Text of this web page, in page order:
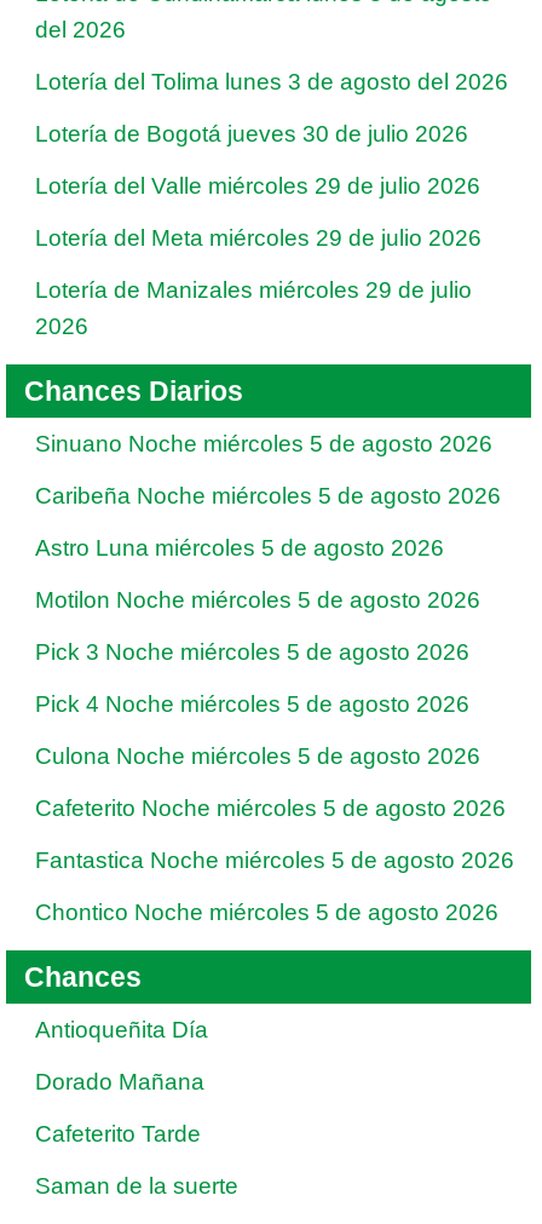
del 2026
Lotería del Tolima lunes 3 de agosto del 2026
Lotería de Bogotá jueves 30 de julio 2026
Lotería del Valle miércoles 29 de julio 2026
Lotería del Meta miércoles 29 de julio 2026
Lotería de Manizales miércoles 29 de julio
2026
Chances Diarios
Sinuano Noche miércoles 5 de agosto 2026
Caribeña Noche miércoles 5 de agosto 2026
Astro Luna miércoles 5 de agosto 2026
Motilon Noche miércoles 5 de agosto 2026
Pick 3 Noche miércoles 5 de agosto 2026
Pick 4 Noche miércoles 5 de agosto 2026
Culona Noche miércoles 5 de agosto 2026
Cafeterito Noche miércoles 5 de agosto 2026
Fantastica Noche miércoles 5 de agosto 2026
Chontico Noche miércoles 5 de agosto 2026
Chances
Antioqueñita Día
Dorado Mañana
Cafeterito Tarde
Saman de la suerte